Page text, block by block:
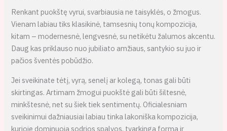
Renkant puokštę vyrui, svarbiausia ne taisyklės, o žmogus.
Vienam labiau tiks klasikinė, tamsesnių tonų kompozicija,
kitam – modernesnė, lengvesnė, su netikėtu žalumos akcentu.
Daug kas priklauso nuo jubiliato amžiaus, santykio su juo ir
pačios šventės pobūdžio.
Jei sveikinate tėtį, vyrą, senelį ar kolegą, tonas gali būti
skirtingas. Artimam žmogui puokštė gali būti šiltesnė,
minkštesnė, net su šiek tiek sentimentų. Oficialesniam
sveikinimui dažniausiai labiau tinka lakoniška kompozicija,
kurioje dominuoja sodrios spalvos, tvarkinga forma ir